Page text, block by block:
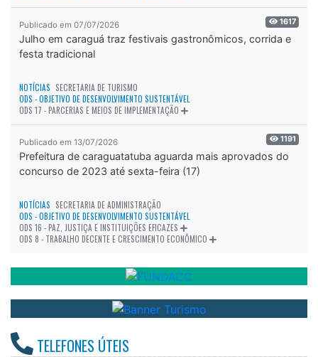
Publicado em 07/07/2026 1617
Julho em caraguá traz festivais gastronômicos, corrida e
festa tradicional
NOTÍCIAS SECRETARIA DE TURISMO
ODS - OBJETIVO DE DESENVOLVIMENTO SUSTENTÁVEL
ODS 17 - PARCERIAS E MEIOS DE IMPLEMENTAÇÃO
Publicado em 13/07/2026 1191
Prefeitura de caraguatatuba aguarda mais aprovados do
concurso de 2023 até sexta-feira (17)
NOTÍCIAS SECRETARIA DE ADMINISTRAÇÃO
ODS - OBJETIVO DE DESENVOLVIMENTO SUSTENTÁVEL
ODS 16 - PAZ, JUSTIÇA E INSTITUIÇÕES EFICAZES
ODS 8 - TRABALHO DECENTE E CRESCIMENTO ECONÔMICO
TELEFONES ÚTEIS